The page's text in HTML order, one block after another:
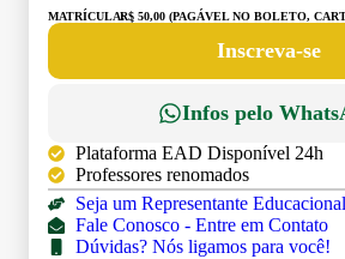
MATRÍCULA:R$ 50,00 (PAGÁVEL NO BOLETO,
Inscreva-se
Infos pelo
Plataforma EAD Disponível 24h
Professores renomados
Seja um Representante Educacional
Fale Conosco - Entre em Contato
Dúvidas? Nós ligamos para você!